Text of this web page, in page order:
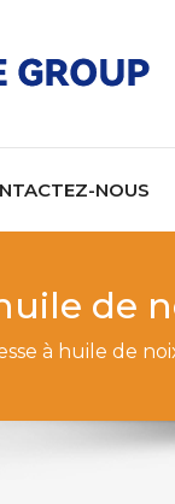
NOUS
de
à huile de